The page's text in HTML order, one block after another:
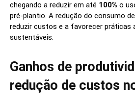
chegando a reduzir em até 100% o
pré-plantio. A redução do consumo
reduzir custos e a favorecer práticas
sustentáveis.
Ganhos de
redução de custos